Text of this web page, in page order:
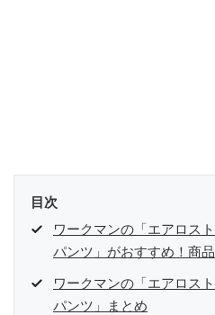
目次
ワークマンの「エアロス
パンツ」がおすすめ！商
ワークマンの「エアロス
パンツ」まとめ